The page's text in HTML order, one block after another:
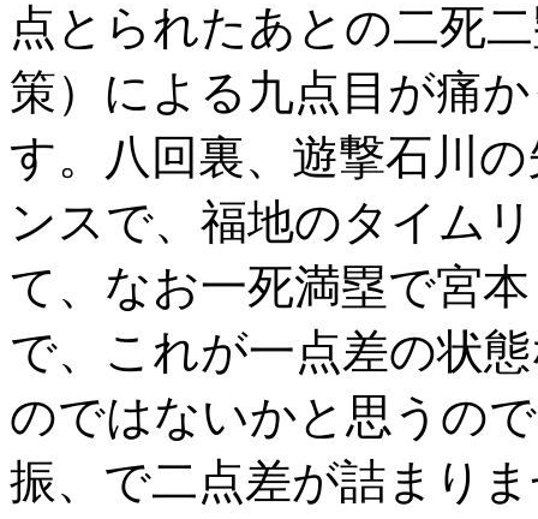
点とられたあとの二死
策）による九点目が痛
す。八回裏、遊撃石川
ンスで、福地のタイム
て、なお一死満塁で宮
で、これが一点差の状
のではないかと思うの
振、で二点差が詰まり